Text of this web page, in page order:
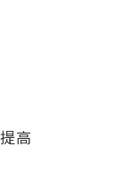
高